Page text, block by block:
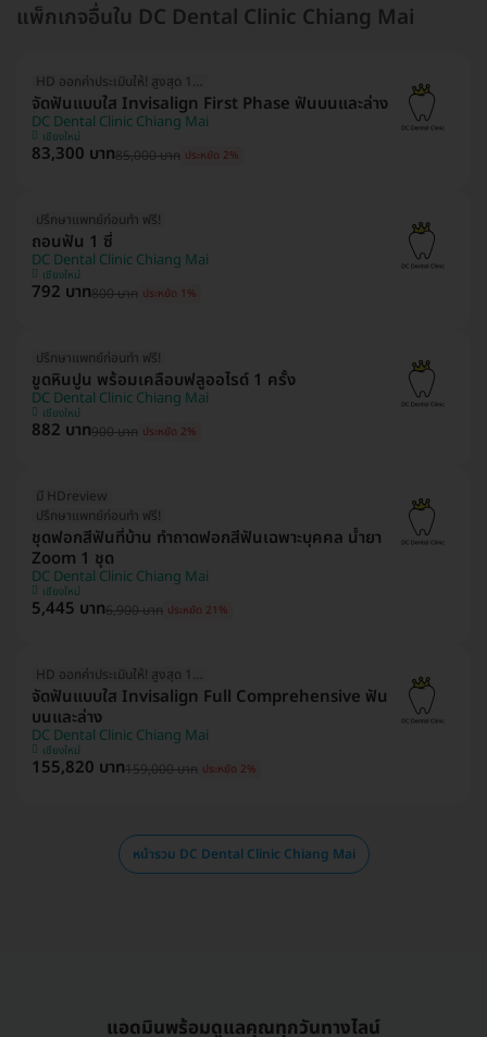
แพ็กเกจอื่นใน DC Dental Clinic Chiang Mai
HD ออกค่าประเมินให้! สูงสุด 1500 บ.
จัดฟันแบบใส Invisalign First Phase ฟันบนและล่าง
DC Dental Clinic Chiang Mai
เชียงใหม่
83,300 บาท85,000 บาท ประหยัด 2%
ปรึกษาแพทย์ก่อนทำ ฟรี!
ถอนฟัน 1 ซี่
DC Dental Clinic Chiang Mai
เชียงใหม่
792 บาท800 บาท ประหยัด 1%
ปรึกษาแพทย์ก่อนทำ ฟรี!
ขูดหินปูน พร้อมเคลือบฟลูออไรด์ 1 ครั้ง
DC Dental Clinic Chiang Mai
เชียงใหม่
882 บาท900 บาท ประหยัด 2%
มี HDreview
ปรึกษาแพทย์ก่อนทำ ฟรี!
ชุดฟอกสีฟันที่บ้าน ทำถาดฟอกสีฟันเฉพาะบุคคล น้ำยา
Zoom 1 ชุด
DC Dental Clinic Chiang Mai
เชียงใหม่
5,445 บาท6,900 บาท ประหยัด 21%
HD ออกค่าประเมินให้! สูงสุด 1500 บ.
จัดฟันแบบใส Invisalign Full Comprehensive ฟัน
บนและล่าง
DC Dental Clinic Chiang Mai
เชียงใหม่
155,820 บาท159,000 บาท ประหยัด 2%
หน้ารวม DC Dental Clinic Chiang Mai
แอดมินพร้อมดูแลคุณทุกวันทางไลน์